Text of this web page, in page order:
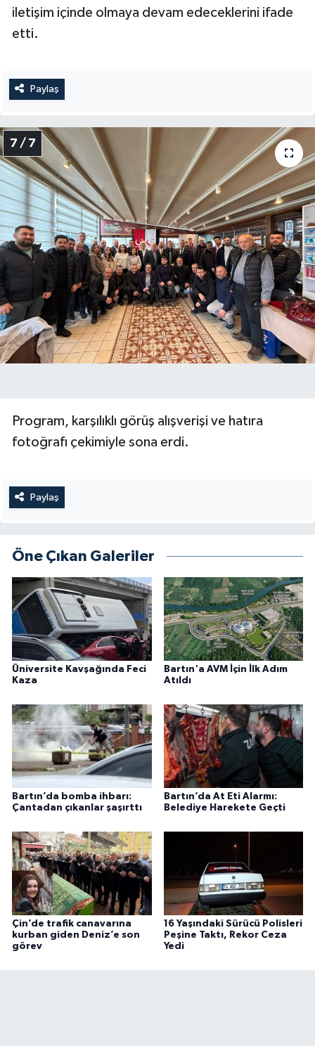
iletişim içinde olmaya devam edeceklerini ifade
etti.
Paylaş
7 / 7
Program, karşılıklı görüş alışverişi ve hatıra
fotoğrafı çekimiyle sona erdi.
Paylaş
Öne Çıkan Galeriler
Üniversite Kavşağında Feci
Kaza
Bartın'a AVM İçin İlk Adım
Atıldı
Bartın’da bomba ihbarı:
Çantadan çıkanlar şaşırttı
Bartın’da At Eti Alarmı:
Belediye Harekete Geçti
Çin’de trafik canavarına
kurban giden Deniz’e son
görev
16 Yaşındaki Sürücü Polisleri
Peşine Taktı, Rekor Ceza
Yedi